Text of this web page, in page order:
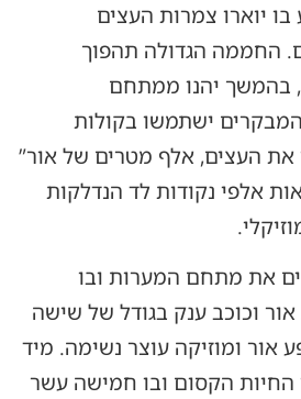
יוארו צמרות העצים
החממה הגדולה תהפוך
בהמשך יהנו ממתחם
המבקרים ישתמשו בקולות
את העצים, אלף מטרים של אור”
אלפי נקודות לד הנדלקות
את מתחם המערות ובו
וכוכב ענק בגודל של שישה
אור ומוזיקה עוצר נשימה. מיד
החיות הקסום ובו חמישה עשר